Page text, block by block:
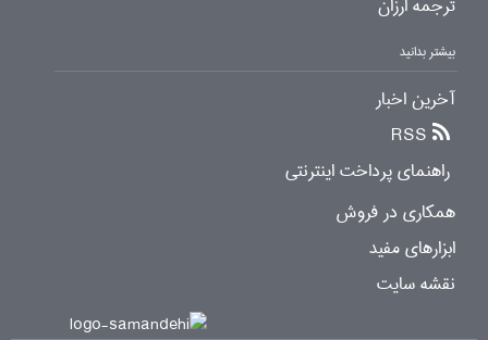
بیشتر بدانید
آخرین اخبار
RSS
راهنمای پرداخت اینترنتی
همکاری در فروش
ابزارهای مفید
نقشه سایت